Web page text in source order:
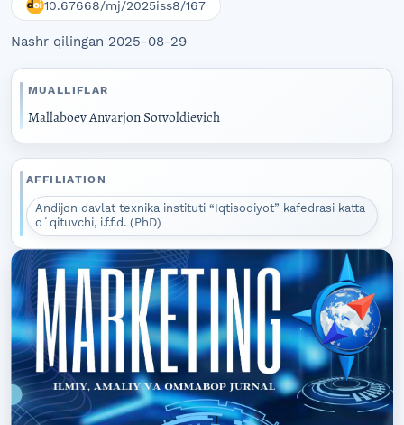
10.67668/mj/2025iss8/167
Nashr qilingan 2025-08-29
MUALLIFLAR
Mallaboev Anvarjon Sotvoldievich
AFFILIATION
Andijon davlat texnika instituti “Iqtisodiyot” kafedrasi katta
oʻqituvchi, i.f.f.d. (PhD)